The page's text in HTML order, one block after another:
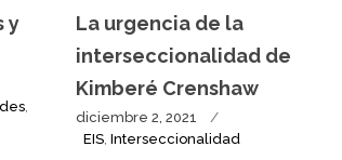
y
,
La urgencia de la
interseccionalidad de
Kimberé Crenshaw
diciembre 2, 2021
EIS, Interseccionalidad